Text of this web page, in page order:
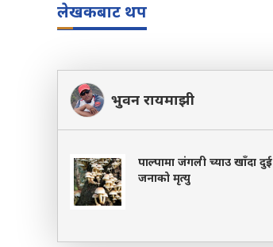
लेखकबाट थप
भुवन रायमाझी
पाल्पामा जंगली च्याउ खाँदा दुई
जनाको मृत्यु